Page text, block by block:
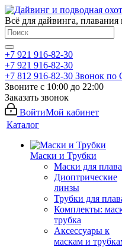
Всё для дайвинга,
+7 921 916-82-30
+7 921 916-82-30
+7 812 916-82-30 Звонок по
Звоните с 10:00 до 22:00
Заказать звонок
ВойтиМой кабинет
Каталог
Маски и Трубки
Маски для
Диоптрические
линзы
Трубки для
Комплекты:
трубка
Аксессуары к
маскам и